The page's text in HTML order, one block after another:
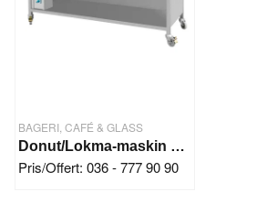
BAGERI, CAFÉ & GLASS
Donut/Lokma-maskin 3x Chokladpumpar
Pris/Offert: 036 - 777 90 90